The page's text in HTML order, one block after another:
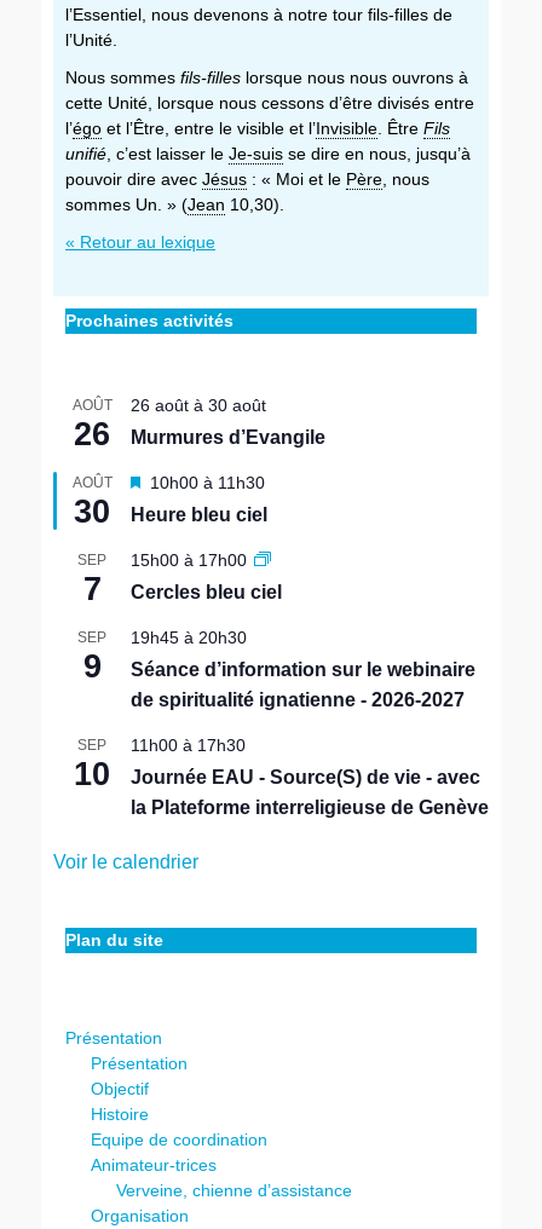
l’Essentiel, nous devenons à notre tour fils-filles de
l’Unité.
Nous sommes fils-filles lorsque nous nous ouvrons à
cette Unité, lorsque nous cessons d’être divisés entre
l’égo et l’Être, entre le visible et l’Invisible . Être Fils
unifié , c’est laisser le Je-suis se dire en nous, jusqu’à
pouvoir dire avec Jésus : « Moi et le Père , nous
sommes Un. » (Jean 10,30).
« Retour au lexique
Prochaines activités
AOÛT
26
26 août à 30 août
Murmures d’Evangile
AOÛT
30
M
s
e
a
a
n
10h00 à 11h30
Heure bleu ciel
SEP
7
15h00 à 17h00
Cercles bleu ciel
SEP
9
19h45 à 20h30
Séance d’information sur le webinaire
de spiritualité ignatienne - 2026-2027
SEP
10
11h00 à 17h30
Journée EAU - Source(S) de vie - avec
la Plateforme interreligieuse de Genève
Voir le calendrier
Plan du site
Présentation
Présentation
Objectif
Histoire
Equipe de coordination
Animateur-trices
Verveine, chienne d’assistance
Organisation